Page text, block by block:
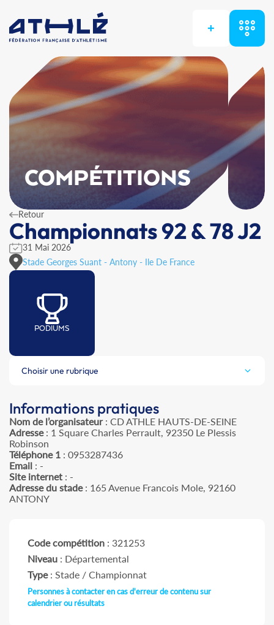
+
COMPÉTITIONS
Retour
Championnats 92 & 78 J2
31 Mai 2026
Stade Georges Suant - Antony - Ile De France
PODIUMS
Choisir une rubrique
Informations pratiques
Nom de l’organisateur: CD ATHLE HAUTS-DE-SEINE
Adresse: 1 Square Charles Perrault, 92350 Le Plessis
Robinson
Téléphone 1 : 0953287436
Email : -
Site internet : -
Adresse du stade: 165 Avenue Francois Mole, 92160
ANTONY
Code compétition : 321253
Niveau : Départemental
Type: Stade / Championnat
Personnes à contacter en cas d'erreur de contenu sur
calendrier ou résultats